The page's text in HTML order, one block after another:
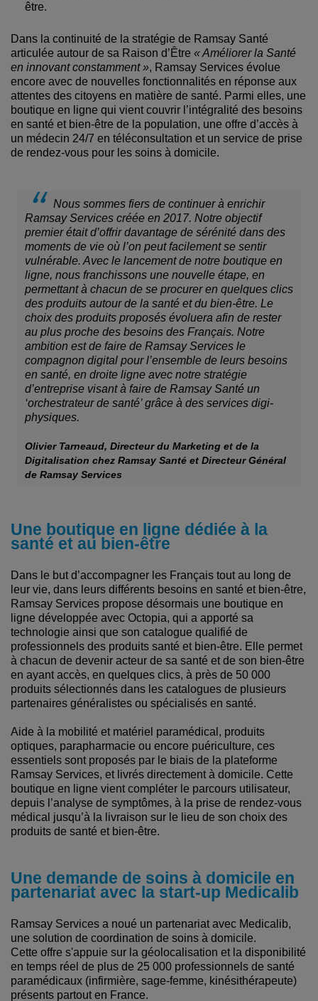
être.
Dans la continuité de la stratégie de Ramsay Santé
articulée autour de sa Raison d’Être « Améliorer la Santé
en innovant constamment », Ramsay Services évolue
encore avec de nouvelles fonctionnalités en réponse aux
attentes des citoyens en matière de santé. Parmi elles, une
boutique en ligne qui vient couvrir l’intégralité des besoins
en santé et bien-être de la population, une offre d’accès à
un médecin 24/7 en téléconsultation et un service de prise
de rendez-vous pour les soins à domicile.
Nous sommes fiers de continuer à enrichir
Ramsay Services créée en 2017. Notre objectif
premier était d’offrir davantage de sérénité dans des
moments de vie où l’on peut facilement se sentir
vulnérable. Avec le lancement de notre boutique en
ligne, nous franchissons une nouvelle étape, en
permettant à chacun de se procurer en quelques clics
des produits autour de la santé et du bien-être. Le
choix des produits proposés évoluera afin de rester
au plus proche des besoins des Français. Notre
ambition est de faire de Ramsay Services le
compagnon digital pour l’ensemble de leurs besoins
en santé, en droite ligne avec notre stratégie
d’entreprise visant à faire de Ramsay Santé un
‘orchestrateur de santé’ grâce à des services digi-
physiques.
Olivier Tarneaud, Directeur du Marketing et de la
Digitalisation chez Ramsay Santé et Directeur Général
de Ramsay Services
Une boutique en ligne dédiée à la
santé et au bien-être
Dans le but d’accompagner les Français tout au long de
leur vie, dans leurs différents besoins en santé et bien-être,
Ramsay Services propose désormais une boutique en
ligne développée avec Octopia, qui a apporté sa
technologie ainsi que son catalogue qualifié de
professionnels des produits santé et bien-être. Elle permet
à chacun de devenir acteur de sa santé et de son bien-être
en ayant accès, en quelques clics, à près de 50 000
produits sélectionnés dans les catalogues de plusieurs
partenaires généralistes ou spécialisés en santé.
Aide à la mobilité et matériel paramédical, produits
optiques, parapharmacie ou encore puériculture, ces
essentiels sont proposés par le biais de la plateforme
Ramsay Services, et livrés directement à domicile. Cette
boutique en ligne vient compléter le parcours utilisateur,
depuis l’analyse de symptômes, à la prise de rendez-vous
médical jusqu’à la livraison sur le lieu de son choix des
produits de santé et bien-être.
Une demande de soins à domicile en
partenariat avec la start-up Medicalib
Ramsay Services a noué un partenariat avec Medicalib,
une solution de coordination de soins à domicile.
Cette offre s'appuie sur la géolocalisation et la disponibilité
en temps réel de plus de 25 000 professionnels de santé
paramédicaux (infirmière, sage-femme, kinésithérapeute)
présents partout en France.